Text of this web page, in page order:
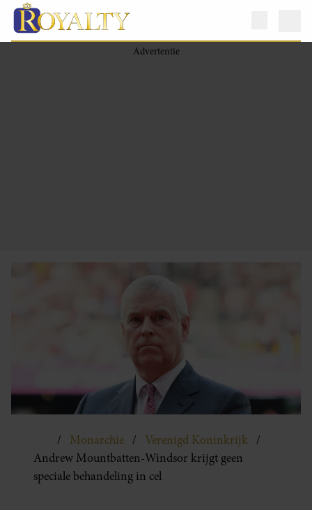
Monarchie
Verenigd Koninkrijk
Andrew Mountbatten-Windsor krijgt geen
speciale behandeling in cel